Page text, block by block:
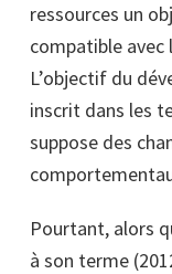
ressources un
compatible
L’objectif du
inscrit dans les
suppose des
Pourtant, alors
à son terme